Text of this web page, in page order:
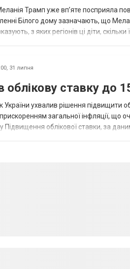
Трамп уже впʼяте посприяла
Білого дому зазначають, що
з яких регіонів ці діти,
31 липня
облікову ставку до
України ухвалив рішення підвищити
загальної інфляції, що
Підвищення облікової ставки, за